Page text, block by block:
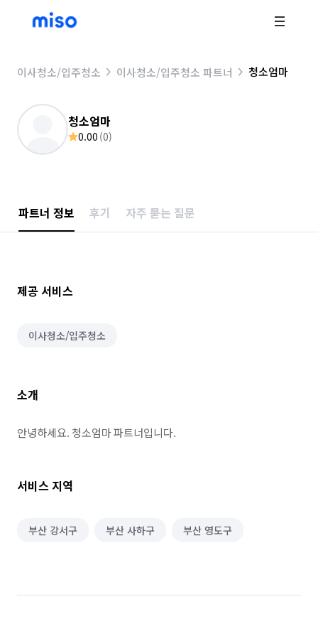
이사청소/입주청소 이사청소/입주청소 파트너 청소엄마
청소엄마
0.00 (0)
파트너 정보 후기 자주 묻는 질문
제공 서비스
이사청소/입주청소
소개
안녕하세요. 청소엄마 파트너입니다.
서비스 지역
부산 강서구 부산 사하구 부산 영도구